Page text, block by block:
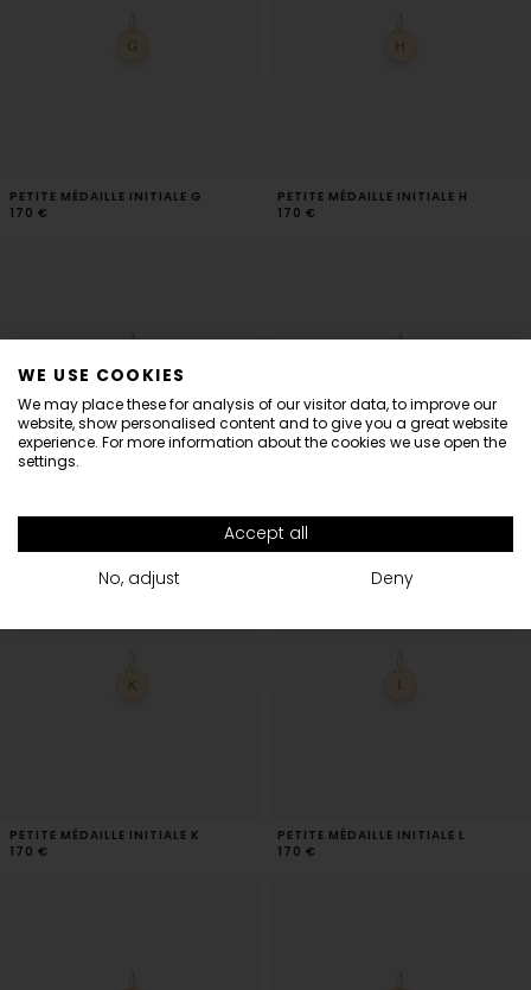
WE USE COOKIES
We may place these for analysis of our visitor data, to improve our
website, show personalised content and to give you a great website
experience. For more information about the cookies we use open the
settings.
Accept all
No, adjust
Deny
PETITE MÉDAILLE INITIALE G
170 €
PETITE MÉDAILLE INITIALE H
170 €
PETITE MÉDAILLE INITIALE I
PETITE MÉDAILLE INITIALE J
170 €
PETITE MÉDAILLE INITIALE K
170 €
PETITE MÉDAILLE INITIALE L
170 €
Informations
Dear Customers,
Thank you for your understanding.